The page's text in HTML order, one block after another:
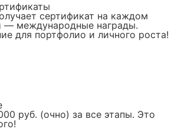
сертификат на каждом
— международные награды.
для портфолио и личного роста!
руб. (очно) за все этапы. Это